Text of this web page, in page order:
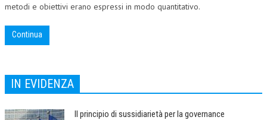
metodi e obiettivi erano espressi in modo quantitativo.
Continua
IN EVIDENZA
Il principio di sussidiarietà per la governance